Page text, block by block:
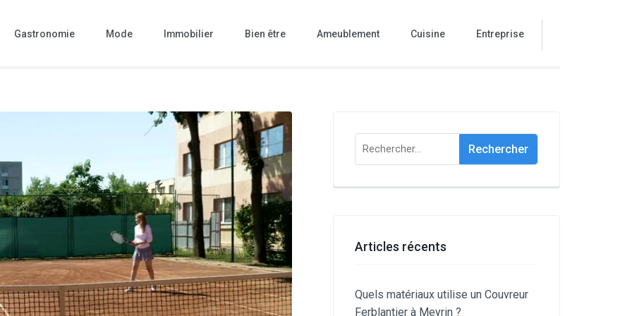
Gastronomie Mode Immobilier Bien être Ameublement Cuisine Entreprise
Rechercher :
Articles récents
Quels matériaux utilise un Couvreur
Ferblantier à Meyrin ?